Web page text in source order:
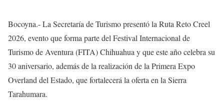
Bocoyna.- La Secretaría de Turismo presentó la Ruta Reto Creel
2026, evento que forma parte del Festival Internacional de
Turismo de Aventura (FITA) Chihuahua y que este año celebra su
30 aniversario, además de la realización de la Primera Expo
Overland del Estado, que fortalecerá la oferta en la Sierra
Tarahumara.